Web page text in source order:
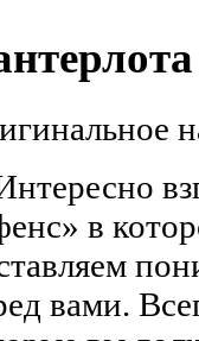
в
вами.